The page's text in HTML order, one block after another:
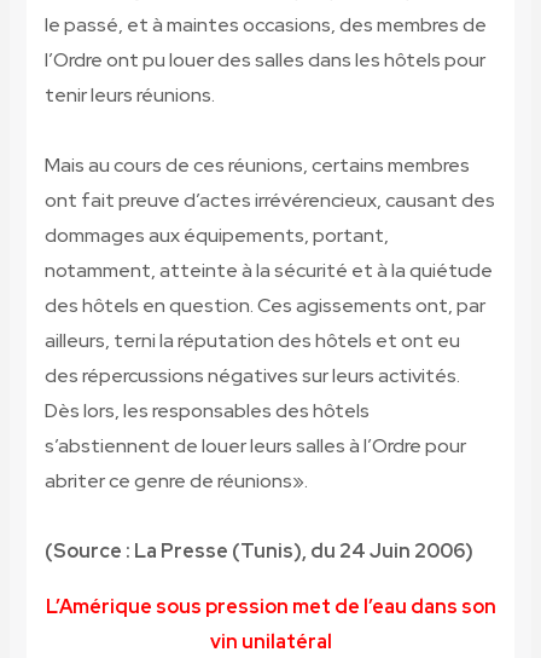
le passé, et à maintes occasions, des membres de
l’Ordre ont pu louer des salles dans les hôtels pour
tenir leurs réunions.
Mais au cours de ces réunions, certains membres
ont fait preuve d’actes irrévérencieux, causant des
dommages aux équipements, portant,
notamment, atteinte à la sécurité et à la quiétude
des hôtels en question. Ces agissements ont, par
ailleurs, terni la réputation des hôtels et ont eu
des répercussions négatives sur leurs activités.
Dès lors, les responsables des hôtels
s’abstiennent de louer leurs salles à l’Ordre pour
abriter ce genre de réunions».
(Source : La Presse (Tunis), du 24 Juin 2006)
L’Amérique sous pression met de l’eau dans son
vin unilatéral